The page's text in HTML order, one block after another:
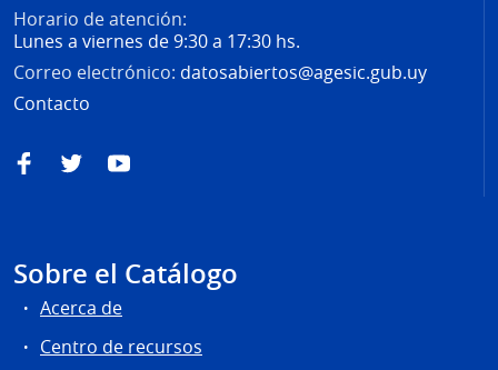
Horario de atención:
Lunes a viernes de 9:30 a 17:30 hs.
Correo electrónico: datosabiertos@agesic.gub.uy
Contacto
FacebookTwitterYouTube
Sobre el Catálogo
Acerca de
Centro de recursos